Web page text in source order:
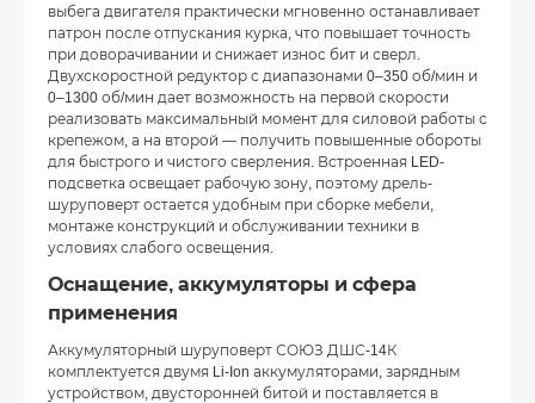
выбега двигателя практически мгновенно останавливает
патрон после отпускания курка, что повышает точность
при доворачивании и снижает износ бит и сверл.
Двухскоростной редуктор с диапазонами 0–350 об/мин и
0–1300 об/мин дает возможность на первой скорости
реализовать максимальный момент для силовой работы с
крепежом, а на второй — получить повышенные обороты
для быстрого и чистого сверления. Встроенная LED-
подсветка освещает рабочую зону, поэтому дрель-
шуруповерт остается удобным при сборке мебели,
монтаже конструкций и обслуживании техники в
условиях слабого освещения.
Оснащение, аккумуляторы и сфера
применения
Аккумуляторный шуруповерт СОЮЗ ДШС-14К
комплектуется двумя Li-Ion аккумуляторами, зарядным
устройством, двусторонней битой и поставляется в